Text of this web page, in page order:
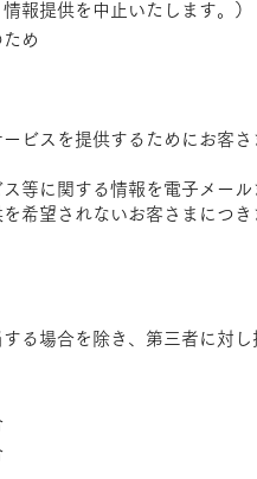
報提供を中止いたします。）
め
ビスを提供するためにお客さ
等に関する情報を電子メー
希望されないお客さまにつ
る場合を除き、第三者に対し